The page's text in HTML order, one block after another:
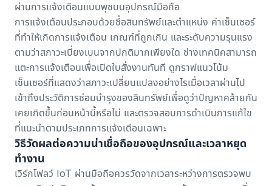
ผ่านการแจ้งเตือนแบบพุชบนอุปกรณ์มือถือ
การแจ้งเตือนประกอบด้วยชื่อสินทรัพย์และตำแหน่ง ค่าเซ็นเซอร์
ที่ทำให้เกิดการแจ้งเตือน เกณฑ์ที่ถูกเกิน และระดับความรุนแรง
ตามว่าสภาวะเบี่ยงเบนจากปกติมากเพียงใด ช่างเทคนิคสามารถ
แตะการแจ้งเตือนเพื่อเปิดใบสั่งงานทันที ดูกราฟแนวโน้ม
เซ็นเซอร์ที่แสดงว่าสภาวะเปลี่ยนแปลงอย่างไรเมื่อเวลาผ่านไป
เข้าถึงประวัติการซ่อมบำรุงของสินทรัพย์เพื่อดูว่าปัญหาคล้ายกัน
เคยเกิดขึ้นก่อนหน้านี้หรือไม่ และตรวจสอบการดำเนินการแก้ไข
ที่แนะนำตามประเภทการแจ้งเตือนเฉพาะ
วิธีวัดผลต่อความน่าเชื่อถือของอุปกรณ์และเวลาหยุด
ทำงาน
เวิร์กโฟลว์ IoT ผ่านมือถือควรวัดจากเวลาระหว่างการตรวจพบ